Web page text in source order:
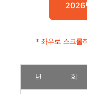
2026
* 좌우로 스크롤
년 회